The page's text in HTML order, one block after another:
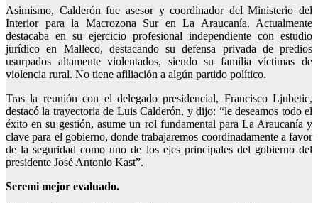
Asimismo, Calderón fue asesor y coordinador del Ministerio del
Interior para la Macrozona Sur en La Araucanía. Actualmente
destacaba en su ejercicio profesional independiente con estudio
jurídico en Malleco, destacando su defensa privada de predios
usurpados altamente violentados, siendo su familia víctimas de
violencia rural. No tiene afiliación a algún partido político.
Tras la reunión con el delegado presidencial, Francisco Ljubetic,
destacó la trayectoria de Luis Calderón, y dijo: “le deseamos todo el
éxito en su gestión, asume un rol fundamental para La Araucanía y
clave para el gobierno, donde trabajaremos coordinadamente a favor
de la seguridad como uno de los ejes principales del gobierno del
presidente José Antonio Kast”.
Seremi mejor evaluado.